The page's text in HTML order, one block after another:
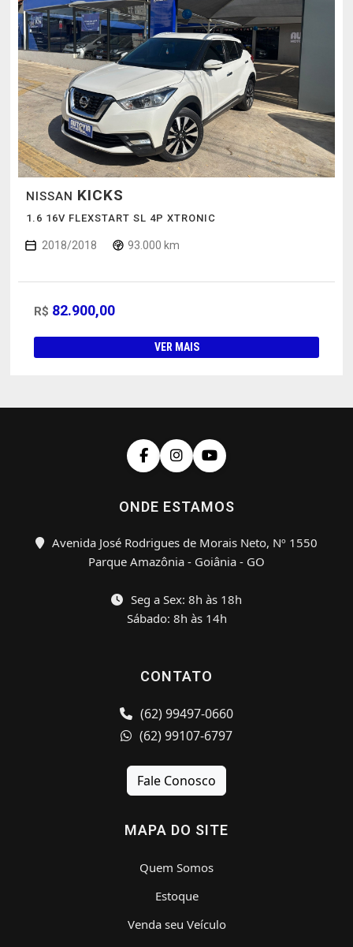
NISSAN KICKS
1.6 16V FLEXSTART SL 4P XTRONIC
2018/2018 93.000 km
R$ 82.900,00
VER MAIS
ONDE ESTAMOS
Avenida José Rodrigues de Morais Neto, Nº 1550
Parque Amazônia - Goiânia - GO
Seg a Sex: 8h às 18h
Sábado: 8h às 14h
CONTATO
(62) 99497-0660
(62) 99107-6797
Fale Conosco
MAPA DO SITE
Quem Somos
Estoque
Venda seu Veículo